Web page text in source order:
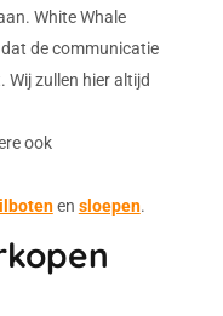
White Whale
de communicatie
Wij zullen hier altijd
ook
en sloepen.